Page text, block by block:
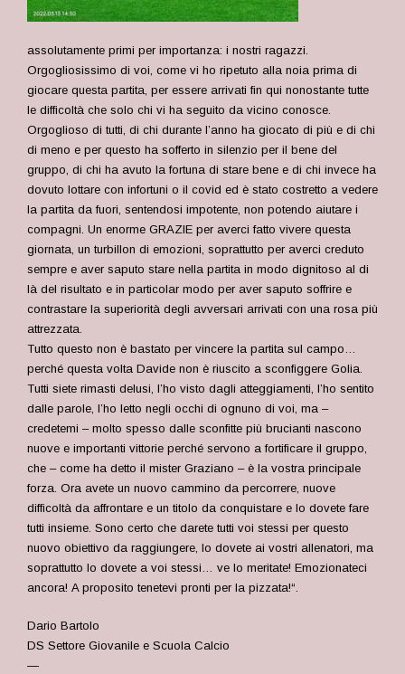
assolutamente primi per importanza: i nostri ragazzi.
Orgogliosissimo di voi, come vi ho ripetuto alla noia prima di
giocare questa partita, per essere arrivati fin qui nonostante tutte
le difficoltà che solo chi vi ha seguito da vicino conosce.
Orgoglioso di tutti, di chi durante l’anno ha giocato di più e di chi
di meno e per questo ha sofferto in silenzio per il bene del
gruppo, di chi ha avuto la fortuna di stare bene e di chi invece ha
dovuto lottare con infortuni o il covid ed è stato costretto a vedere
la partita da fuori, sentendosi impotente, non potendo aiutare i
compagni. Un enorme GRAZIE per averci fatto vivere questa
giornata, un turbillon di emozioni, soprattutto per averci creduto
sempre e aver saputo stare nella partita in modo dignitoso al di
là del risultato e in particolar modo per aver saputo soffrire e
contrastare la superiorità degli avversari arrivati con una rosa più
attrezzata.
Tutto questo non è bastato per vincere la partita sul campo…
perché questa volta Davide non è riuscito a sconfiggere Golia.
Tutti siete rimasti delusi, l’ho visto dagli atteggiamenti, l’ho sentito
dalle parole, l’ho letto negli occhi di ognuno di voi, ma –
credetemi – molto spesso dalle sconfitte più brucianti nascono
nuove e importanti vittorie perché servono a fortificare il gruppo,
che – come ha detto il mister Graziano – è la vostra principale
forza. Ora avete un nuovo cammino da percorrere, nuove
difficoltà da affrontare e un titolo da conquistare e lo dovete fare
tutti insieme. Sono certo che darete tutti voi stessi per questo
nuovo obiettivo da raggiungere, lo dovete ai vostri allenatori, ma
soprattutto lo dovete a voi stessi… ve lo meritate! Emozionateci
ancora! A proposito tenetevi pronti per la pizzata!“.
Dario Bartolo
DS Settore Giovanile e Scuola Calcio
—